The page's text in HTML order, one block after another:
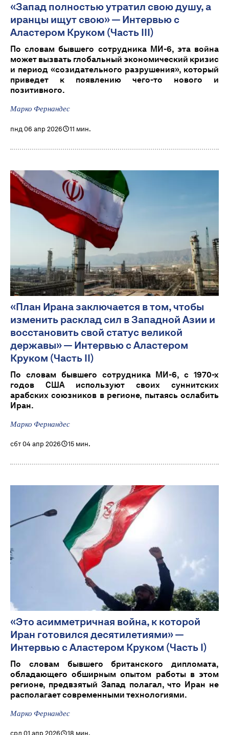
«Запад полностью утратил свою душу, а
иранцы ищут свою» — Интервью с
Аластером Круком (Часть III)
По словам бывшего сотрудника МИ-6, эта война
может вызвать глобальный экономический кризис
и период «созидательного разрушения», который
приведет к появлению чего-то нового и
позитивного.
Марко Фернандес
пнд 06 апр 2026 11 мин.
«План Ирана заключается в том, чтобы
изменить расклад сил в Западной Азии и
восстановить свой статус великой
державы» — Интервью с Аластером
Круком (Часть II)
По словам бывшего сотрудника МИ-6, с 1970-х
годов США используют своих суннитских
арабских союзников в регионе, пытаясь ослабить
Иран.
Марко Фернандес
сбт 04 апр 2026 15 мин.
«Это асимметричная война, к которой
Иран готовился десятилетиями» —
Интервью с Аластером Круком (Часть I)
По словам бывшего британского дипломата,
обладающего обширным опытом работы в этом
регионе, предвзятый Запад полагал, что Иран не
располагает современными технологиями.
Марко Фернандес
срд 01 апр 2026 18 мин.